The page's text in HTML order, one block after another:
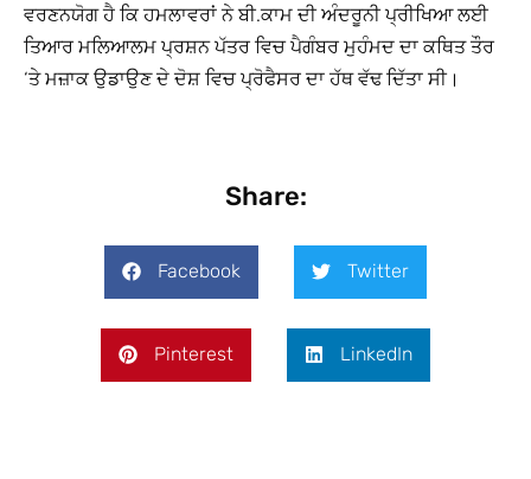
ਵਰਣਨਯੋਗ ਹੈ ਕਿ ਹਮਲਾਵਰਾਂ ਨੇ ਬੀ.ਕਾਮ ਦੀ ਅੰਦਰੂਨੀ ਪ੍ਰੀਖਿਆ ਲਈ
ਤਿਆਰ ਮਲਿਆਲਮ ਪ੍ਰਸ਼ਨ ਪੱਤਰ ਵਿਚ ਪੈਗੰਬਰ ਮੁਹੰਮਦ ਦਾ ਕਥਿਤ ਤੌਰ
‘ਤੇ ਮਜ਼ਾਕ ਉਡਾਉਣ ਦੇ ਦੋਸ਼ ਵਿਚ ਪ੍ਰੋਫੈਸਰ ਦਾ ਹੱਥ ਵੱਢ ਦਿੱਤਾ ਸੀ।
Share:
Facebook Twitter
Pinterest LinkedIn